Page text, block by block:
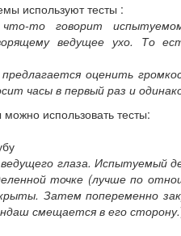
используют тесты :
что-то говорит
ведущее ухо. То
оценить
часы в первый раз и
использовать тесты:
глаза. Испытуемый
точке (лучше по
Затем попеременно
смещается в его сторону.